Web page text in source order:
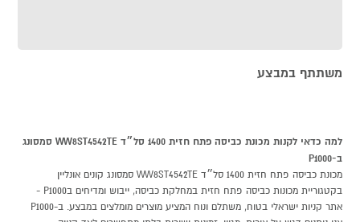
משתתף במבצע
למה כדאי לקנות מכונת כביסה פתח חזית 1400 סל״ד WW8ST4542TE סמסונג
ב-P1000
מכונת כביסה פתח חזית 1400 סל״ד WW8ST4542TE סמסונג קונים אונליין
בקטגוריית מכונות כביסה פתח חזית במחלקת כביסה, ייבוש ומדיחים בP1000 -
אתר קניות ישראלי בטוח, משתלם ונוח המציע מוצרים מומלצים במבצע. ב-P1000